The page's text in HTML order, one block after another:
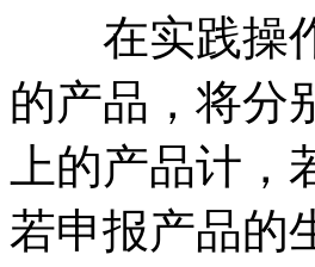
在实践操作
的产品，将分
上的产品计
若申报产品的